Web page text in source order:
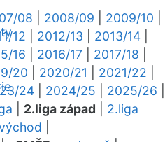
08 2008/09 2009/10
12 2012/13 2013/14
16 2016/17 2017/18
20 2020/21 2021/22
24 2024/25 2025/26
2.liga západ
2.liga